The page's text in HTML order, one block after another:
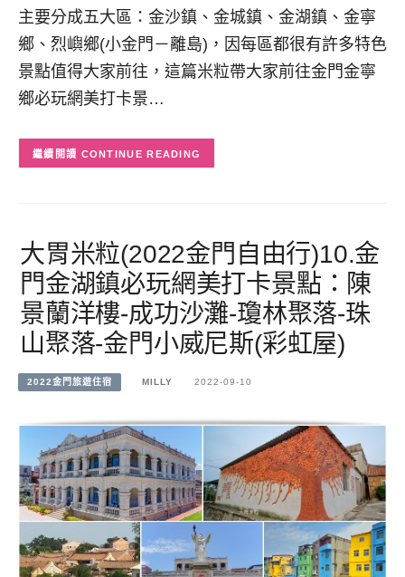
主要分成五大區：金沙鎮、金城鎮、金湖鎮、金寧
鄉、烈嶼鄉(小金門－離島)，因每區都很有許多特色
景點值得大家前往，這篇米粒帶大家前往金門金寧
鄉必玩網美打卡景…
CONTINUE READING
大胃米粒(2022金門自由行)10.金
門金湖鎮必玩網美打卡景點：陳
景蘭洋樓-成功沙灘-瓊林聚落-珠
山聚落-金門小威尼斯(彩虹屋)
2022金門旅遊住宿 MILLY 2022-09-10